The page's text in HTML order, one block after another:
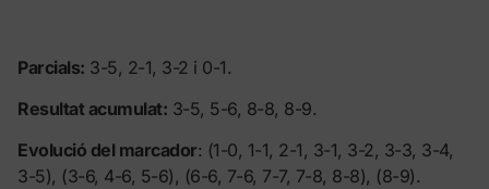
Parcials: 3-5, 2-1, 3-2 i 0-1.
Resultat acumulat: 3-5, 5-6, 8-8, 8-9.
Evolució del marcador: (1-0, 1-1, 2-1, 3-1, 3-2, 3-3, 3-4,
3-5), (3-6, 4-6, 5-6), (6-6, 7-6, 7-7, 7-8, 8-8), (8-9).